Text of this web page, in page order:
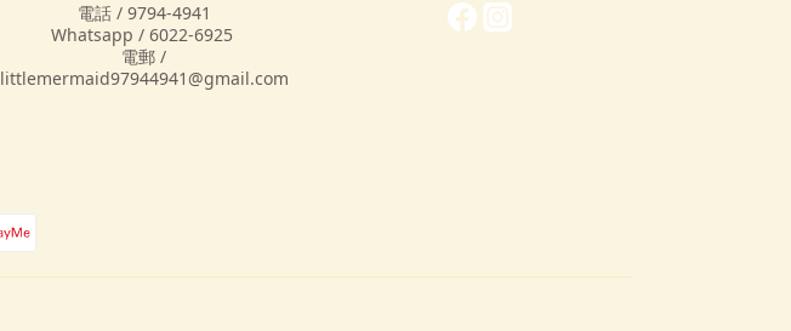
電話 / 9794-4941
Whatsapp / 6022-6925
電郵 /
littlemermaid97944941@gmail.com